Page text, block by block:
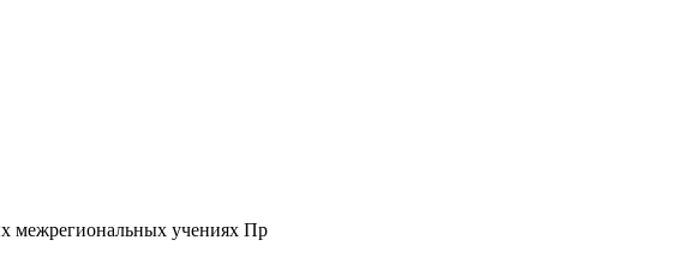
межрегиональных учениях Пр